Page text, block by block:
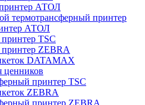
АТОЛ
термотрансферный принтер
АТОЛ
TSC
ZEBRA
DATAMAX
ценников
принтер TSC
ZEBRA
принтер ZEBRA